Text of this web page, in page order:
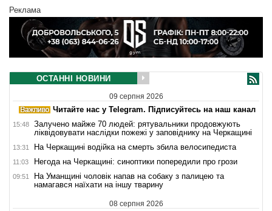
Реклама
ОСТАННІ НОВИНИ
09 серпня 2026
Читайте нас у Telegram. Підписуйтесь на наш канал
15:48
Залучено майже 70 людей: рятувальники продовжують
ліквідовувати наслідки пожежі у заповіднику на Черкащині
13:31 На Черкащині водійка на смерть збила велосипедиста
11:03 Негода на Черкащині: синоптики попередили про грози
09:51
На Уманщині чоловік напав на собаку з палицею та
намагався наїхати на іншу тварину
08 серпня 2026